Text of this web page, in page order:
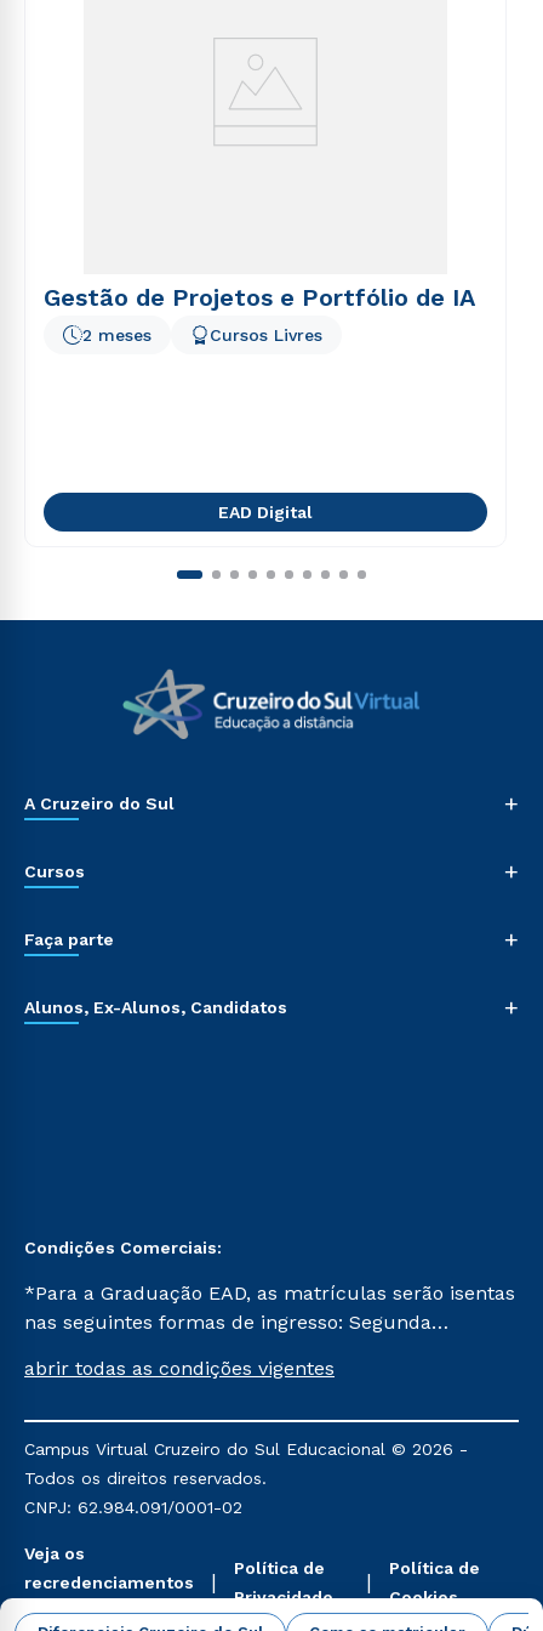
Gestão de Projetos e Portfólio de IA
2 meses Cursos Livres
EAD Digital
A Cruzeiro do Sul +
Cursos +
Faça parte +
Alunos, Ex-Alunos, Candidatos +
Condições Comerciais:
*Para a Graduação EAD, as matrículas serão isentas
nas seguintes formas de ingresso: Segunda
Já para as demais, a taxa de matrícula será de R$
mencionadas são referentes aos cursos: Ensino
Religioso, Geografia para a Docência e Metodologia
do Ensino de História: Questões Atuais.
abrir todas as condições vigentes
Campus Virtual Cruzeiro do Sul Educacional © 2026 -
Todos os direitos reservados.
CNPJ: 62.984.091/0001-02
Veja os
recredenciamentos
aqui
Política de
Privacidade
Política de
Cookies